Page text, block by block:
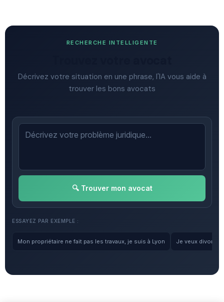
RECHERCHE INTELLIGENTE
Décrivez votre situation en une phrase, l'IA vous aide à
trouver les bons avocats
🔍 Trouver mon avocat
ESSAYEZ PAR EXEMPLE :
Mon propriétaire ne fait pas les travaux, je suis à Lyon Je veux